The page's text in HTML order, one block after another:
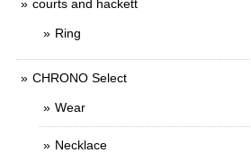
courts and hackett
Ring
CHRONO Select
Wear
Necklace